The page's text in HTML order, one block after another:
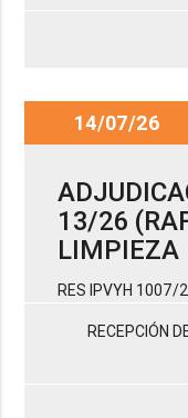
14/07/26
13/26
LIMPIEZA
RES IPVYH 1007/
RECEPCIÓN